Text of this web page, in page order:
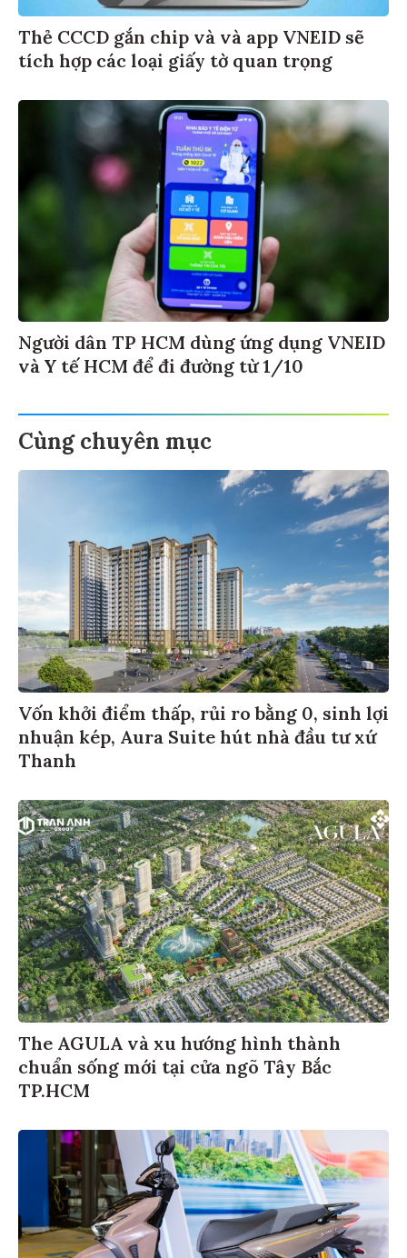
Thẻ CCCD gắn chip và và app VNEID sẽ
tích hợp các loại giấy tờ quan trọng
Người dân TP HCM dùng ứng dụng VNEID
và Y tế HCM để đi đường từ 1/10
Cùng chuyên mục
Vốn khởi điểm thấp, rủi ro bằng 0, sinh lợi
nhuận kép, Aura Suite hút nhà đầu tư xứ
Thanh
The AGULA và xu hướng hình thành
chuẩn sống mới tại cửa ngõ Tây Bắc
TP.HCM